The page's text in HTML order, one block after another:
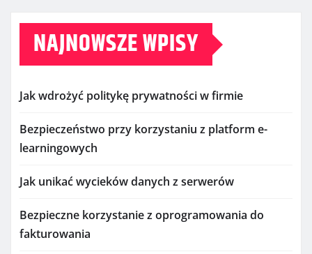
NAJNOWSZE WPISY
Jak wdrożyć politykę prywatności w firmie
Bezpieczeństwo przy korzystaniu z platform e-
learningowych
Jak unikać wycieków danych z serwerów
Bezpieczne korzystanie z oprogramowania do
fakturowania